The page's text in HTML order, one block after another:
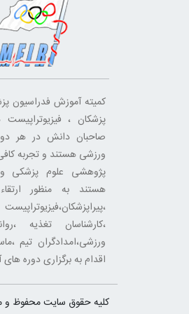
کمیته آموزش فدراسیون
پزشکان ، فیزیوتراپیست
صاحبان دانش در هر
ورزشی هستند و تجربه
پژوهشی علوم پزشکی
هستند به منظور
،کارشناسان تغذیه
ورزشی،امدادگران تیم
اقدام به برگزاری دوره
کلیه حقوق سایت محفوظ و